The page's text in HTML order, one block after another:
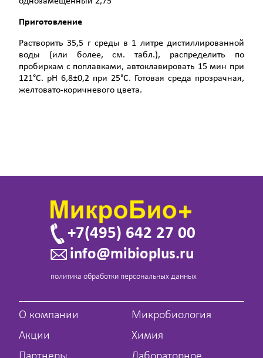
Приготовление
Растворить 35,5 г среды в 1 литре дистиллированной
воды (или более, см. табл.), распределить по
пробиркам с поплавками, автоклавировать 15 мин при
121°С. рН 6,8±0,2 при 25°С. Готовая среда прозрачная,
желтовато-коричневого цвета.
+7(495) 642 27 00
info@mibioplus.ru
политика обработки персональных данных
О компании
Акции
Микробиология
Химия